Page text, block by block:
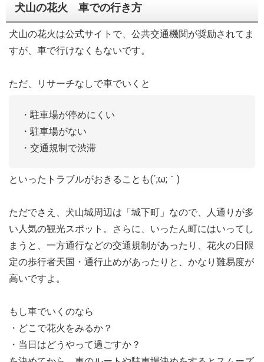
犬山の花火 車での行き方
犬山の花火は公式サイトで、公共交通機関が奨励されてま
すが、車で行けなくもないです。
ただ、リサーチなしで車でいくと
・駐車場が停めにくい
・駐車場がない
・交通規制で渋滞
といったトラブルがおきることも(´;ω;｀)
ただでさえ、犬山城周辺は「城下町」なので、人通りが多
い人気の観光スポット。さらに、いったん町にはいってし
まうと、一方通行などの交通規制があったり、花火の日限
定の歩行者天国・通行止めがあったりと、かなり難易度が
高いですよ。
もし車でいくのなら
・どこで花火をみるか？
・当日はどうやって過ごすか？